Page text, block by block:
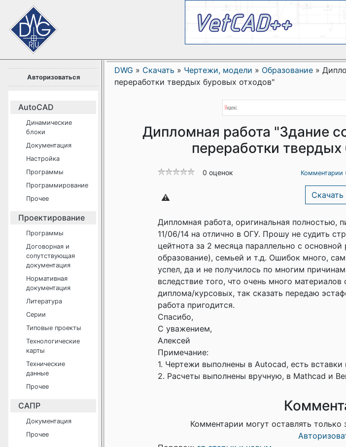
Авторизоваться
AutoCAD
Динамические
блоки
Документация
Настройка
Программы
Программирование
Прочее
Проектирование
Программы
Договорная и
сопутствующая
документация
Нормативная
документация
Литература
Серии
Типовые проекты
Технологические
карты
Технические
данные
Прочее
САПР
Документация
Прочее
DWG » Скачать » Чертежи, модели » Образование »
переработки твердых буровых отходов"
Дипломная работа "Здание
переработки
0 оценок Комментарии
Скачать
Дипломная работа, оригинальная полностью,
11/06/14 на отлично в ОГУ. Прошу не судить
цейтнота за 2 месяца параллельно с
образование), семьей и т.д. Ошибок много,
успел, да и не получилось по многим
вследствие того, что очень много
диплома/курсовых, так сказать передаю
работа пригодится.
Спасибо,
С уважением,
Алексей
Примечание:
1. Чертежи выполнены в Autocad, есть вставки
2. Расчеты выполнены вручную, в Mathcad и
Комментарии могут оставлять только